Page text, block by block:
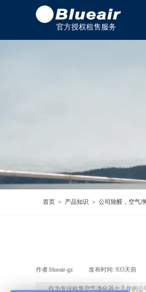
官方授权租售服务
首页 ＞ 产品知识 ＞ 公司除醛，空气
作者:blueair-gz 发布时间: 933天前
作为专业租售空气净化器十几年的